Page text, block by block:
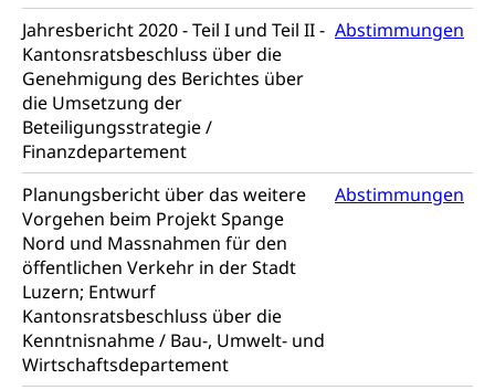
Jahresbericht 2020 - Teil I und Teil II -
Kantonsratsbeschluss über die
Genehmigung des Berichtes über
die Umsetzung der
Beteiligungsstrategie /
Finanzdepartement
Abstimmungen
Planungsbericht über das weitere
Vorgehen beim Projekt Spange
Nord und Massnahmen für den
öffentlichen Verkehr in der Stadt
Luzern; Entwurf
Kantonsratsbeschluss über die
Kenntnisnahme / Bau-, Umwelt- und
Wirtschaftsdepartement
Abstimmungen
Waffen, Sprengstoffe und Pyrotechnik
Zivildienst
Militärdienst
Bundesamt für Zivildienst ZIVI
Erwerbsausfallentschädigung (WAS Luzern)
Zivilschutz
Schutzdienstpflicht, Schutzraum,
Schutzraumbaupflicht
Zivilschutz
Staat und Recht
Gleichstellung von Frau und Mann
Diskriminierung, Gleichstellungsbüro, Mobbing